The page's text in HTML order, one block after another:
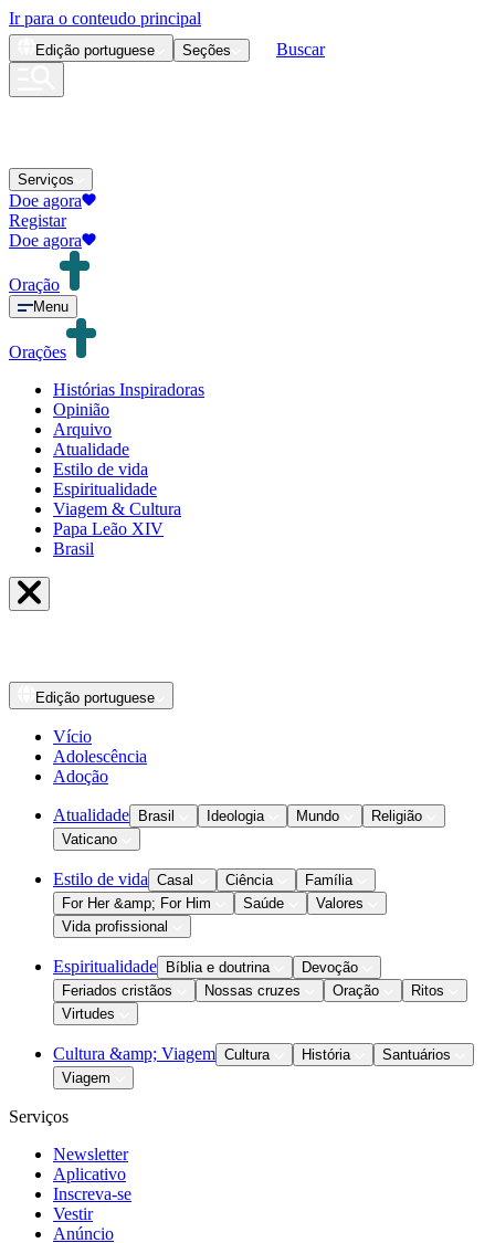
Ir para o conteudo principal
Edição portuguese Seções Buscar
Serviços
Doe agora
Registar
Doe agora
Oração
Menu
Orações
Histórias Inspiradoras
Opinião
Arquivo
Atualidade
Estilo de vida
Espiritualidade
Viagem & Cultura
Papa Leão XIV
Brasil
Edição portuguese
Vício
Adolescência
Adoção
Atualidade Brasil Ideologia Mundo
Religião
Vaticano
Estilo de vida Casal Ciência
Família
For Her &amp; For Him
Saúde
Valores
Vida profissional
Espiritualidade Bíblia e doutrina
Devoção
Feriados cristãos
Nossas cruzes Oração
Ritos
Virtudes
Cultura &amp; Viagem Cultura História
Santuários
Viagem
Serviços
Newsletter
Aplicativo
Inscreva-se
Vestir
Anúncio